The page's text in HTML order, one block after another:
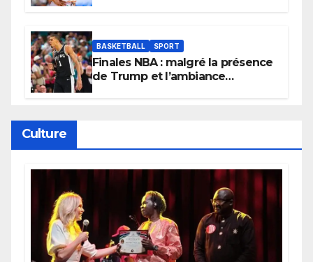
BASKETBALL SPORT
Finales NBA : malgré la présence
de Trump et l’ambiance
Culture